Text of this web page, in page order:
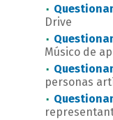
Drive
Músico de
personas